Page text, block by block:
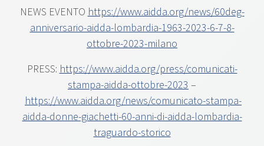
NEWS EVENTOhttps://www.aidda.org/news/60deg-
anniversario-aidda-lombardia-1963-2023-6-7-8-
ottobre-2023-milano
PRESS:https://www.aidda.org/press/comunicati-
stampa-aidda-ottobre-2023–
https://www.aidda.org/news/comunicato-stampa-
aidda-donne-giachetti-60-anni-di-aidda-lombardia-
traguardo-storico